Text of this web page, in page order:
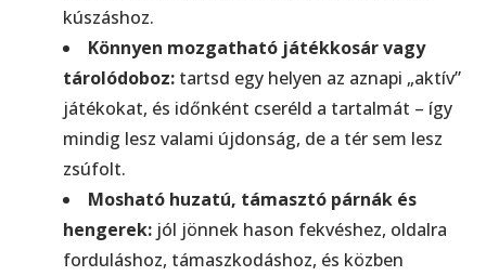
kúszáshoz.
Könnyen mozgatható játékkosár vagy
tárolódoboz: tartsd egy helyen az aznapi „aktív”
játékokat, és időnként cseréld a tartalmát – így
mindig lesz valami újdonság, de a tér sem lesz
zsúfolt.
Mosható huzatú, támasztó párnák és
hengerek: jól jönnek hason fekvéshez, oldalra
forduláshoz, támaszkodáshoz, és közben